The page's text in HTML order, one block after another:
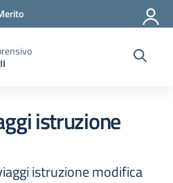
strumenti
istruzione
istruzione modifica